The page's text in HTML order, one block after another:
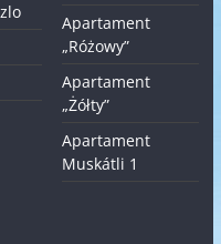
Apartament
„Różowy”
Apartament
„Żółty”
Apartament
Muskátli 1